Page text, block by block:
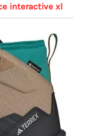
interactive xl